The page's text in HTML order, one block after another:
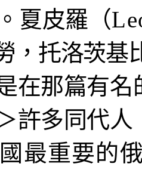
夏皮羅（
，托洛茨基
在那篇有
許多同代
最重要的